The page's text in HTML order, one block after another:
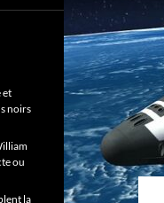
et
noirs
ou
la